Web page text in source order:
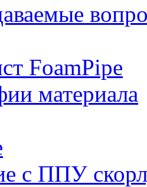
FoamPipe
материала
с ППУ